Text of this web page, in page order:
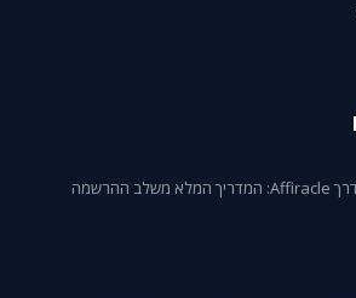
שיווק שותפים באליאקספרס דרך Affiracle: המדריך המלא משלב ההרשמה